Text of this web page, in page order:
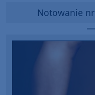
Notowanie nr